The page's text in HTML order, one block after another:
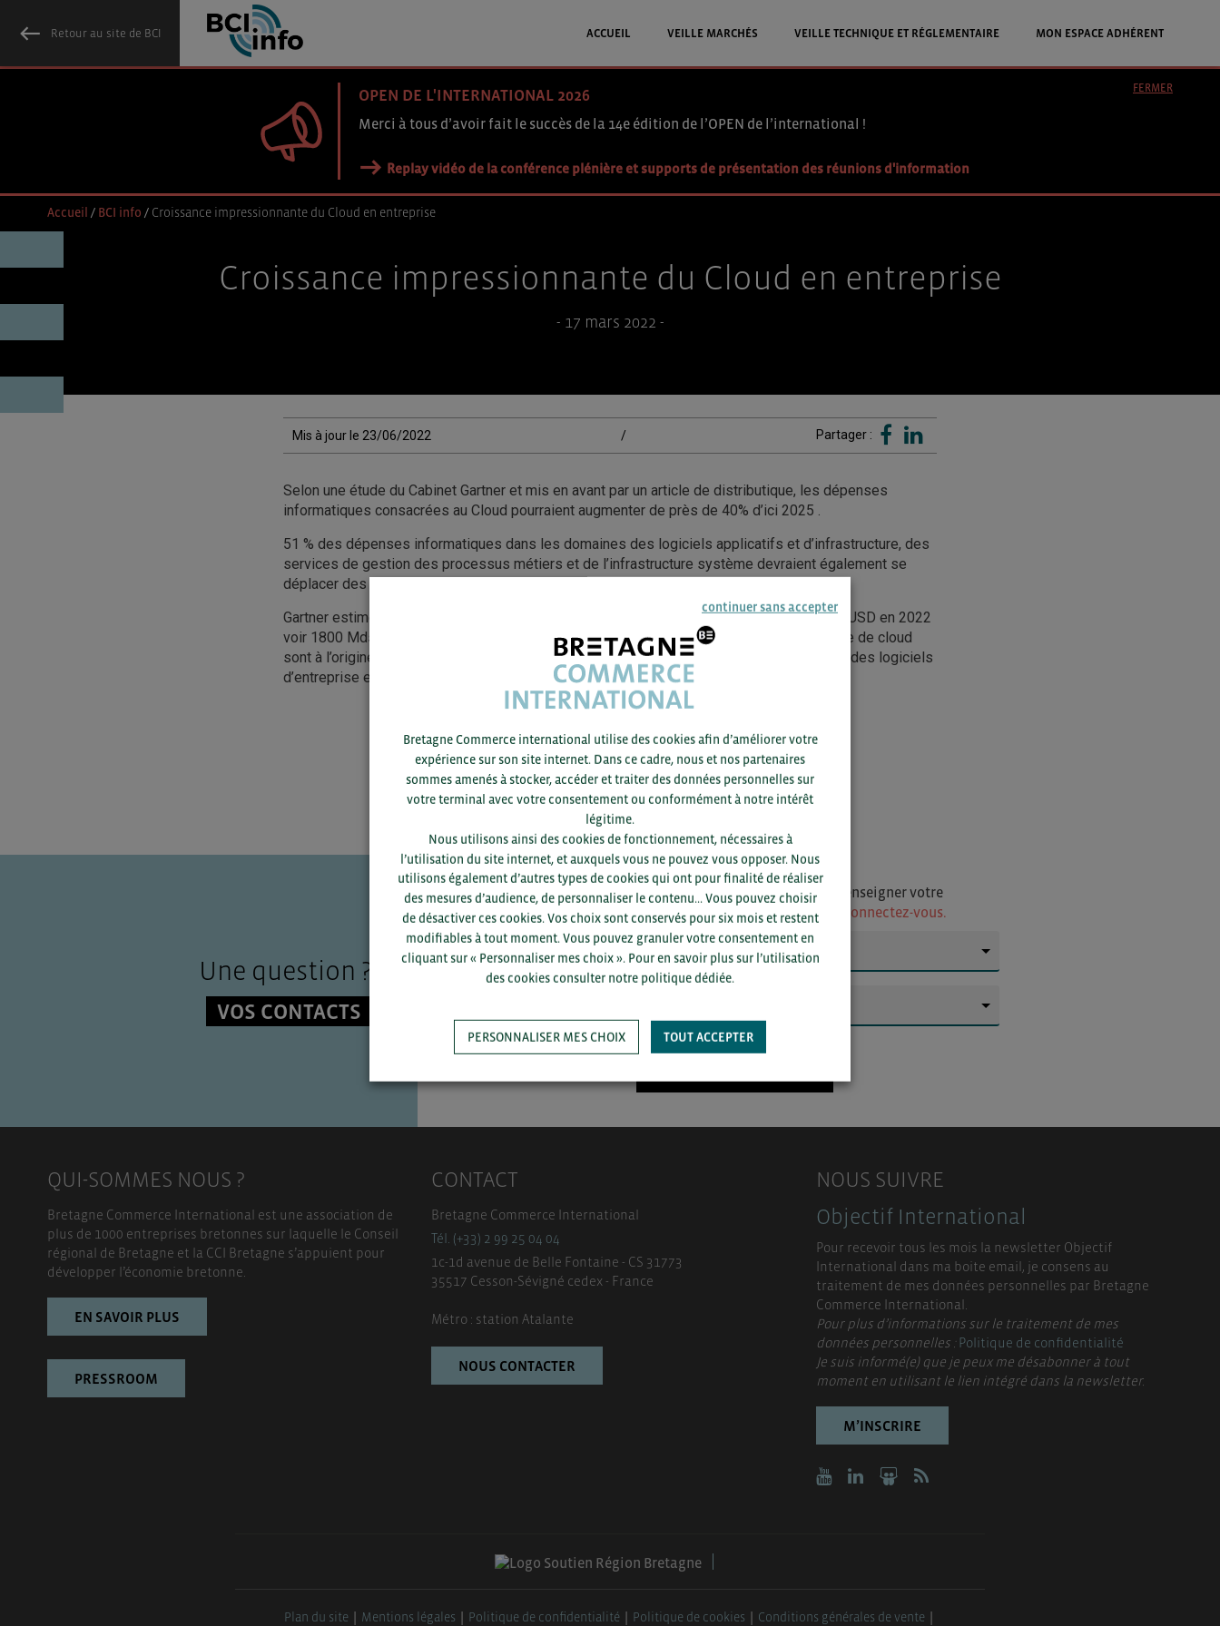
Retour au site de BCI ACCUEIL VEILLE MARCHÉS VEILLE TECHNIQUE ET RÉGLEMENTAIRE MON ESPACE ADHÉRENT
OPEN DE L'INTERNATIONAL 2026
Merci à tous d’avoir fait le succès de la 14e édition de l’OPEN de l’international !
Replay vidéo de la conférence plénière et supports de présentation des réunions d'information
FERMER
Accueil / BCI info / Croissance impressionnante du Cloud en entreprise
Croissance impressionnante du Cloud en entreprise
- 17 mars 2022 -
Mis à jour le 23/06/2022 / Partager :
Selon une étude du Cabinet Gartner et mis en avant par un article de distributique, les dépenses
informatiques consacrées au Cloud pourraient augmenter de près de 40% d’ici 2025 .
51 % des dépenses informatiques dans les domaines des logiciels applicatifs et d’infrastructure, des
services de gestion des processus métiers et de l’infrastructure système devraient également se
déplacer des solutions traditionnelles vers le cloud public en 2025, contre 41 % en 2022.
Gartner estime que les dépenses IT consacrées au Cloud pourraient atteindre 1300 Mds USD en 2022
voir 1800 Mds USD d’ici 2025. Le cabinet estime également que les dépenses en matière de cloud
sont à l’origine de la quasi-totalité de la croissance de 11 % enregistrée dans le segment des logiciels
d’entreprise en 2022.
Une question ?
VOS CONTACTS
Pour voir les contacts, merci de renseigner votre
département et votre secteur
ou connectez-vous.
QUI-SOMMES NOUS ?
Bretagne Commerce International est une association de
plus de 1000 entreprises bretonnes sur laquelle le Conseil
régional de Bretagne et la CCI Bretagne s’appuient pour
développer l’économie bretonne.
EN SAVOIR PLUS
PRESSROOM
CONTACT
Bretagne Commerce International
Tél. (+33) 2 99 25 04 04
1c-1d avenue de Belle Fontaine - CS 31773
35517 Cesson-Sévigné cedex - France
Métro : station Atalante
NOUS CONTACTER
NOUS SUIVRE
Objectif International
Pour recevoir tous les mois la newsletter Objectif
International dans ma boite email, je consens au
traitement de mes données personnelles par Bretagne
Commerce International.
Pour plus d’informations sur le traitement de mes
données personnelles :Politique de confidentialité
Je suis informé(e) que je peux me désabonner à tout
moment en utilisant le lien intégré dans la newsletter.
M’INSCRIRE
Plan du site Mentions légales Politique de confidentialité Politique de cookies
Conditions générales de vente
continuer sans accepter
Bretagne Commerce international utilise des cookies afin d’améliorer votre
expérience sur son site internet. Dans ce cadre, nous et nos partenaires
sommes amenés à stocker, accéder et traiter des données personnelles sur
votre terminal avec votre consentement ou conformément à notre intérêt
légitime.
Nous utilisons ainsi des cookies de fonctionnement, nécessaires à
l’utilisation du site internet, et auxquels vous ne pouvez vous opposer. Nous
utilisons également d’autres types de cookies qui ont pour finalité de réaliser
des mesures d’audience, de personnaliser le contenu... Vous pouvez choisir
de désactiver ces cookies. Vos choix sont conservés pour six mois et restent
modifiables à tout moment. Vous pouvez granuler votre consentement en
cliquant sur « Personnaliser mes choix ». Pour en savoir plus sur l’utilisation
des cookies consulter notre politique dédiée.
PERSONNALISER MES CHOIX TOUT ACCEPTER